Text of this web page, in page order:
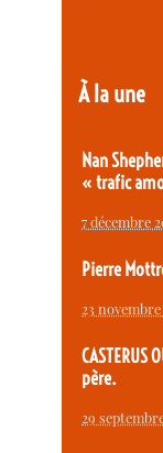
À la une
Nan
« trafic
7 décembre
Pierre
23 novembre
CASTERUS
père.
29